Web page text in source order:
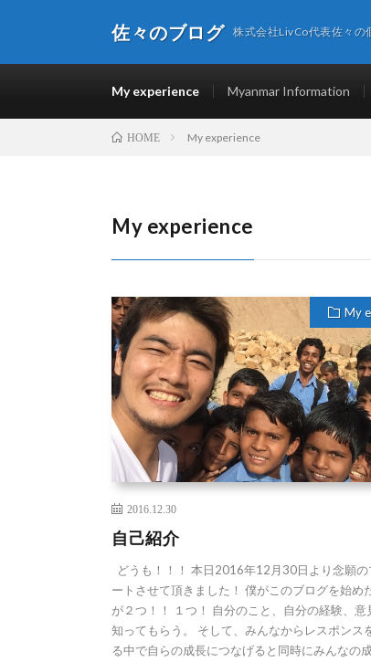
佐々のブログ 株式会社LivCo代表佐々の
My experience Myanmar Information
HOME My experience
My experience
My
2016.12.30
自己紹介
どうも！！！ 本日2016年12月30日より念願の
ートさせて頂きました！ 僕がこのブログを始め
が２つ！！ １つ！ 自分のこと、自分の経験、意
知ってもらう。 そして、みんなからレスポンス
る中で自らの成長につなげると同時にみんなの